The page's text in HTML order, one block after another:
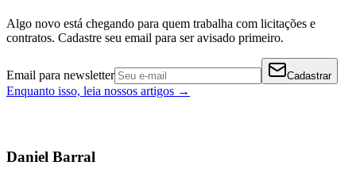
Algo novo está chegando para quem trabalha com licitações e
contratos. Cadastre seu email para ser avisado primeiro.
Email para newsletter Cadastrar
Enquanto isso, leia nossos artigos →
Daniel Barral